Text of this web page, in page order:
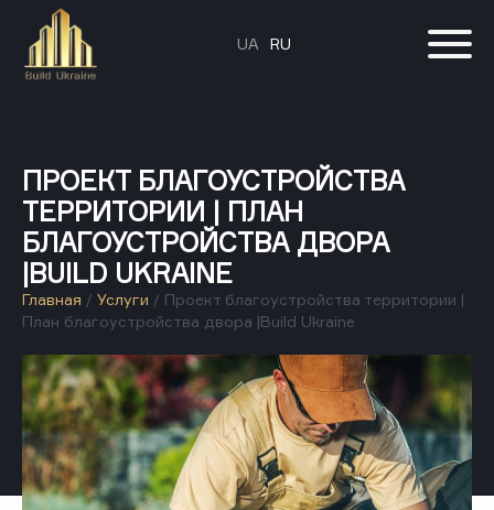
UA RU
ПРОЕКТ БЛАГОУСТРОЙСТВА
ТЕРРИТОРИИ | ПЛАН
БЛАГОУСТРОЙСТВА ДВОРА
|BUILD UKRAINE
Главная / Услуги / Проект благоустройства территории |
План благоустройства двора |Build Ukraine